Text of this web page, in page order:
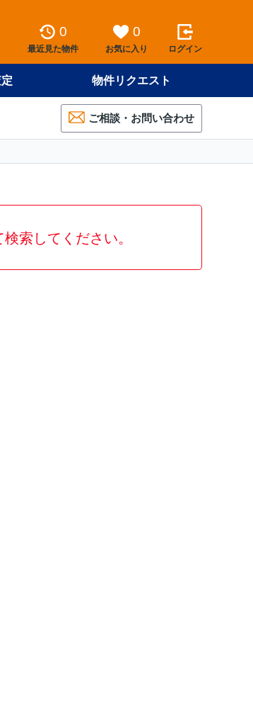
0
最近見た物件
0
お気に入り ログイン
物件リクエスト
ご相談・お問い合わせ
索してください。